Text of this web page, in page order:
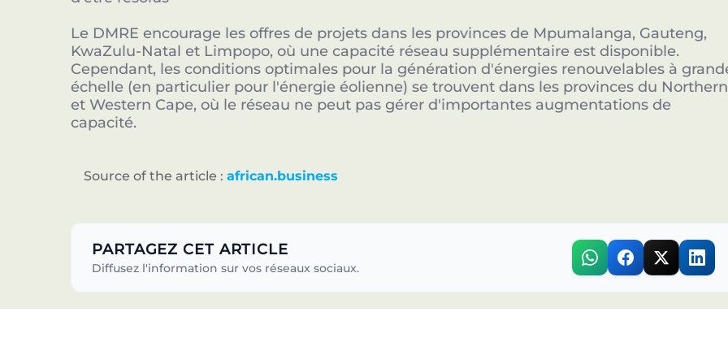
Le DMRE encourage les offres de projets dans les provinces de Mpumalanga, Gauteng,
KwaZulu-Natal et Limpopo, où une capacité réseau supplémentaire est disponible.
Cependant, les conditions optimales pour la génération d'énergies renouvelables à
échelle (en particulier pour l'énergie éolienne) se trouvent dans les provinces du Northern
et Western Cape, où le réseau ne peut pas gérer d'importantes augmentations de
capacité.
Source of the article :african.business
PARTAGEZ CET ARTICLE
Diffusez l'information sur vos réseaux sociaux.